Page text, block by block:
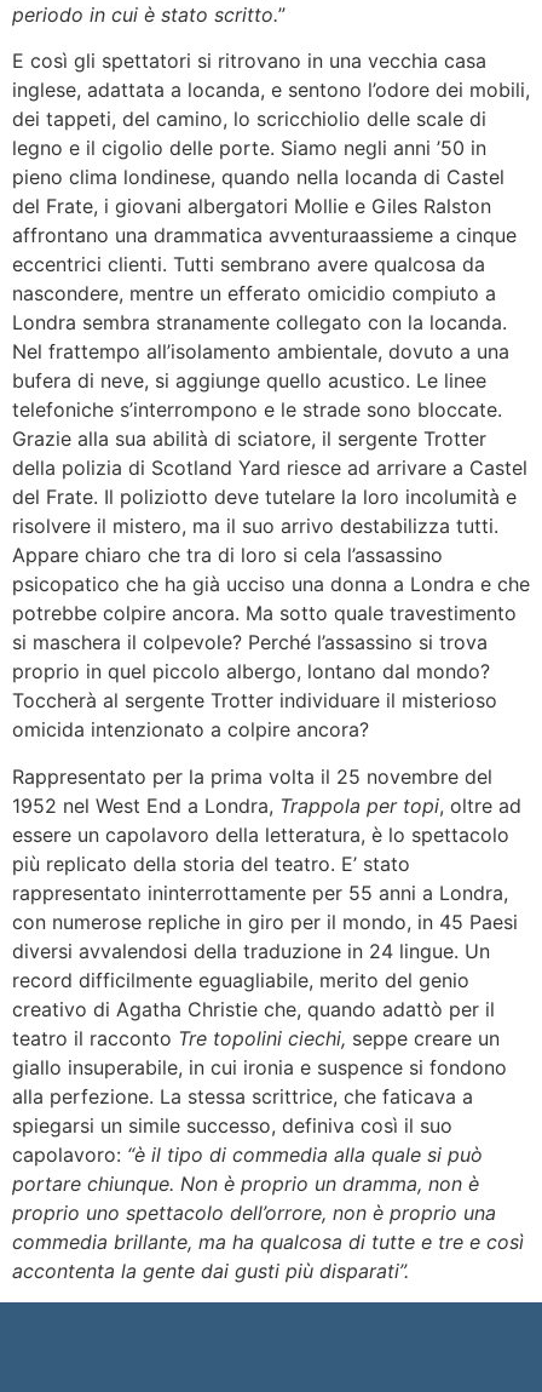
periodo in cui è stato scritto.”
E così gli spettatori si ritrovano in una vecchia casa
inglese, adattata a locanda, e sentono l’odore dei mobili,
dei tappeti, del camino, lo scricchiolio delle scale di
legno e il cigolio delle porte. Siamo negli anni ’50 in
pieno clima londinese, quando nella locanda di Castel
del Frate, i giovani albergatori Mollie e Giles Ralston
affrontano una drammatica avventuraassieme a cinque
eccentrici clienti. Tutti sembrano avere qualcosa da
nascondere, mentre un efferato omicidio compiuto a
Londra sembra stranamente collegato con la locanda.
Nel frattempo all’isolamento ambientale, dovuto a una
bufera di neve, si aggiunge quello acustico. Le linee
telefoniche s’interrompono e le strade sono bloccate.
Grazie alla sua abilità di sciatore, il sergente Trotter
della polizia di Scotland Yard riesce ad arrivare a Castel
del Frate. Il poliziotto deve tutelare la loro incolumità e
risolvere il mistero, ma il suo arrivo destabilizza tutti.
Appare chiaro che tra di loro si cela l’assassino
psicopatico che ha già ucciso una donna a Londra e che
potrebbe colpire ancora. Ma sotto quale travestimento
si maschera il colpevole? Perché l’assassino si trova
proprio in quel piccolo albergo, lontano dal mondo?
Toccherà al sergente Trotter individuare il misterioso
omicida intenzionato a colpire ancora?
Rappresentato per la prima volta il 25 novembre del
1952 nel West End a Londra, Trappola per topi, oltre ad
essere un capolavoro della letteratura, è lo spettacolo
più replicato della storia del teatro. E’ stato
rappresentato ininterrottamente per 55 anni a Londra,
con numerose repliche in giro per il mondo, in 45 Paesi
diversi avvalendosi della traduzione in 24 lingue. Un
record difficilmente eguagliabile, merito del genio
creativo di Agatha Christie che, quando adattò per il
teatro il racconto Tre topolini ciechi, seppe creare un
giallo insuperabile, in cui ironia e suspence si fondono
alla perfezione. La stessa scrittrice, che faticava a
spiegarsi un simile successo, definiva così il suo
capolavoro: “è il tipo di commedia alla quale si può
portare chiunque. Non è proprio un dramma, non è
proprio uno spettacolo dell’orrore, non è proprio una
commedia brillante, ma ha qualcosa di tutte e tre e così
accontenta la gente dai gusti più disparati”.